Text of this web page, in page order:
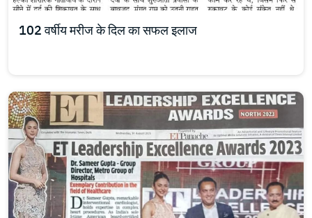
102 वर्षीय मरीज के दिल का सफल इलाज